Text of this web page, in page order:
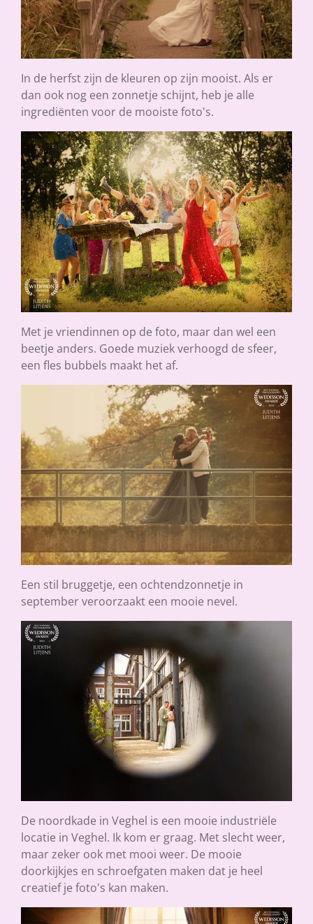
In de herfst zijn de kleuren op zijn mooist. Als er
dan ook nog een zonnetje schijnt, heb je alle
ingrediënten voor de mooiste foto's.
Met je vriendinnen op de foto, maar dan wel een
beetje anders. Goede muziek verhoogd de sfeer,
een fles bubbels maakt het af.
Een stil bruggetje, een ochtendzonnetje in
september veroorzaakt een mooie nevel.
De noordkade in Veghel is een mooie industriële
locatie in Veghel. Ik kom er graag. Met slecht weer,
maar zeker ook met mooi weer. De mooie
doorkijkjes en schroefgaten maken dat je heel
creatief je foto's kan maken.